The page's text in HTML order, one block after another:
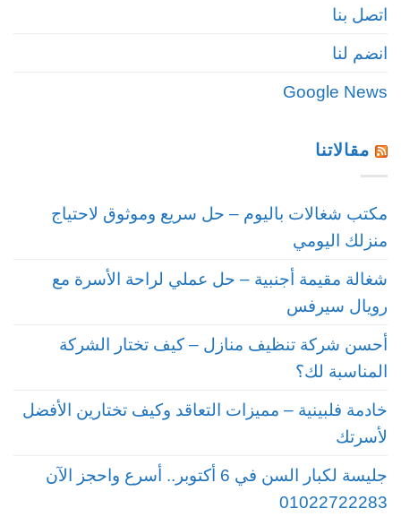
اتصل بنا
انضم لنا
Google News
مقالاتنا
مكتب شغالات باليوم – حل سريع وموثوق لاحتياج
منزلك اليومي
شغالة مقيمة أجنبية – حل عملي لراحة الأسرة مع
رويال سيرفس
أحسن شركة تنظيف منازل – كيف تختار الشركة
المناسبة لك؟
خادمة فلبينية – مميزات التعاقد وكيف تختارين الأفضل
لأسرتك
جليسة لكبار السن في 6 أكتوبر.. أسرع واحجز الآن
01022722283